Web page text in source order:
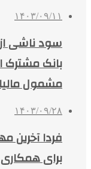
۱۴۰۳/۰۹/۱۱
سود ناشی
مشمول
۱۴۰۳/۰۹/۲۸
فردا آخرین
برای